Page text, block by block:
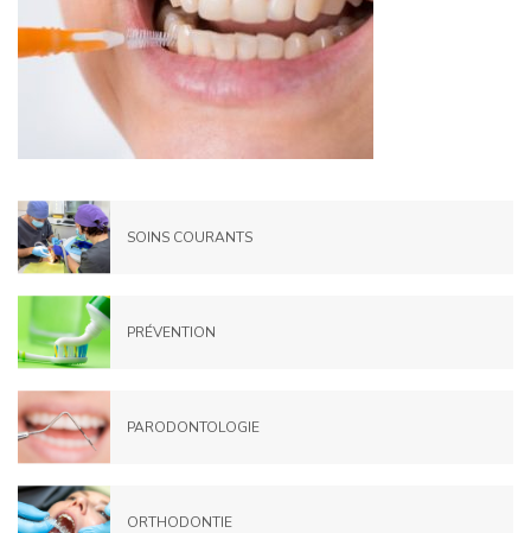
SOINS COURANTS
PRÉVENTION
PARODONTOLOGIE
ORTHODONTIE